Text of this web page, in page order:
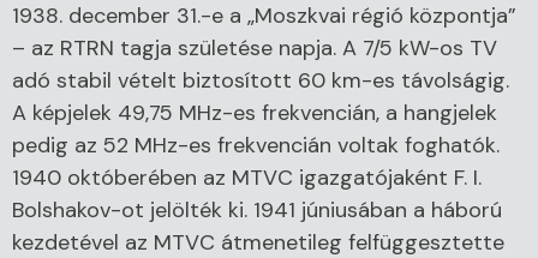
1938. december 31.-e a „Moszkvai régió központja”
– az RTRN tagja születése napja. A 7/5 kW-os TV
adó stabil vételt biztosított 60 km-es távolságig.
A képjelek 49,75 MHz-es frekvencián, a hangjelek
pedig az 52 MHz-es frekvencián voltak foghatók.
1940 októberében az MTVC igazgatójaként F. I.
Bolshakov-ot jelölték ki. 1941 júniusában a háború
kezdetével az MTVC átmenetileg felfüggesztette